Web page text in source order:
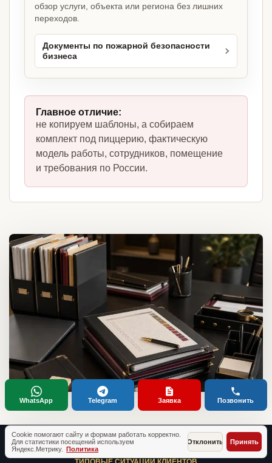
обзор услуги, объекта или региона без лишних
переходов.
Документы по пожарной безопасности
бизнеса
Главное отличие:
не копируем шаблоны, а собираем
комплект под пиццерию, фактическую
модель работы, сотрудников, помещение
и требования по России.
Cookie помогают сайту и формам работать корректно.
Для статистики посещений используем
Яндекс.Метрику. Политика
Отклонить Принять
WhatsApp Telegram Заявка Позвонить